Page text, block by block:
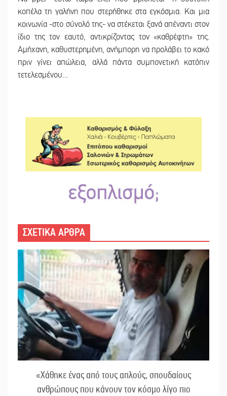
κοπέλα τη γαλήνη που στερήθηκε στα εγκόσμια. Και μια
κοινωνία -στο σύνολό της- να στέκεται ξανά απέναντι στον
ίδιο της τον εαυτό, αντικρίζοντας τον «καθρέφτη» της.
Αμήχανη, καθυστερημένη, ανήμπορη να προλάβει το κακό
πριν γίνει απώλεια, αλλά πάντα συμπονετική κατόπιν
τετελεσμένου…
ΣΧΕΤΙΚΑ ΑΡΘΡΑ
«Χάθηκε ένας από τους απλούς, σπουδαίους
ανθρώπους που κάνουν τον κόσμο λίγο πιο